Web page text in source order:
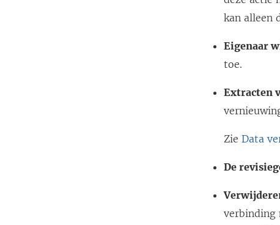
kan alleen
Eigenaar
toe.
Extracten
ZieData
De
verbinding